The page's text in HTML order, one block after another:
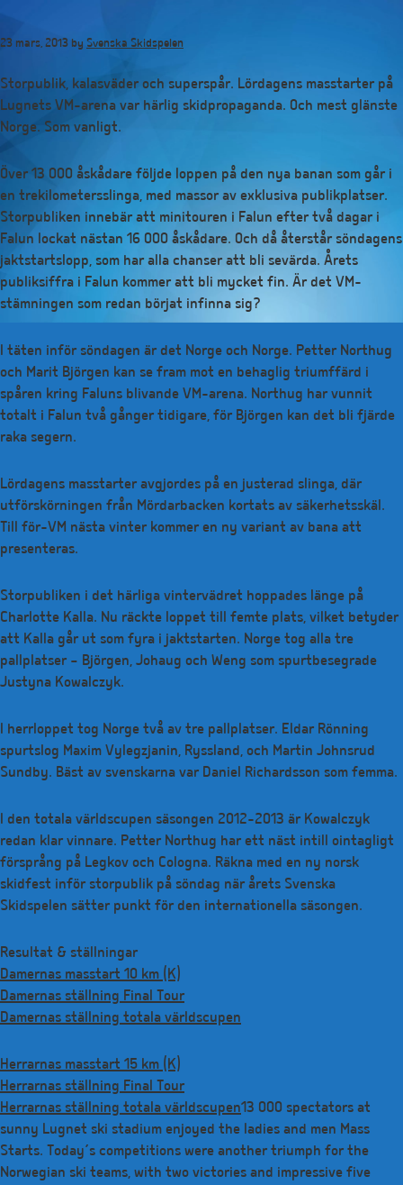
huvudinnehåll
23 mars, 2013 by Svenska Skidspelen
Storpublik, kalasväder och superspår. Lördagens masstarter på
Lugnets VM-arena var härlig skidpropaganda. Och mest glänste
Norge. Som vanligt.
Över 13 000 åskådare följde loppen på den nya banan som går i
en trekilometersslinga, med massor av exklusiva publikplatser.
Storpubliken innebär att minitouren i Falun efter två dagar i
Falun lockat nästan 16 000 åskådare. Och då återstår söndagens
jaktstartslopp, som har alla chanser att bli sevärda. Årets
publiksiffra i Falun kommer att bli mycket fin. Är det VM-
stämningen som redan börjat infinna sig?
I täten inför söndagen är det Norge och Norge. Petter Northug
och Marit Björgen kan se fram mot en behaglig triumffärd i
spåren kring Faluns blivande VM-arena. Northug har vunnit
totalt i Falun två gånger tidigare, för Björgen kan det bli fjärde
raka segern.
Lördagens masstarter avgjordes på en justerad slinga, där
utförskörningen från Mördarbacken kortats av säkerhetsskäl.
Till för-VM nästa vinter kommer en ny variant av bana att
presenteras.
Storpubliken i det härliga vintervädret hoppades länge på
Charlotte Kalla. Nu räckte loppet till femte plats, vilket betyder
att Kalla går ut som fyra i jaktstarten. Norge tog alla tre
pallplatser – Björgen, Johaug och Weng som spurtbesegrade
Justyna Kowalczyk.
I herrloppet tog Norge två av tre pallplatser. Eldar Rönning
spurtslog Maxim Vylegzjanin, Ryssland, och Martin Johnsrud
Sundby. Bäst av svenskarna var Daniel Richardsson som femma.
I den totala världscupen säsongen 2012-2013 är Kowalczyk
redan klar vinnare. Petter Northug har ett näst intill ointagligt
försprång på Legkov och Cologna. Räkna med en ny norsk
skidfest inför storpublik på söndag när årets Svenska
Skidspelen sätter punkt för den internationella säsongen.
Resultat & ställningar
Damernas masstart 10 km (K)
Damernas ställning Final Tour
Damernas ställning totala världscupen
Herrarnas masstart 15 km (K)
Herrarnas ställning Final Tour
Herrarnas ställning totala världscupen13 000 spectators at
sunny Lugnet ski stadium enjoyed the ladies and men Mass
Starts. Today’s competitions were another triumph for the
Norwegian ski teams, with two victories and impressive five